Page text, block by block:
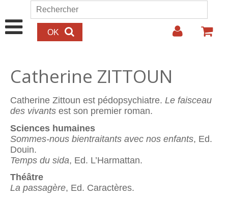
Aller au contenu principal
Formulaire de recherche
Rechercher
Catherine ZITTOUN
Catherine Zittoun est pédopsychiatre. Le faisceau
des vivants est son premier roman.
Sciences humaines
Sommes-nous bientraitants avec nos enfants, Ed.
Douin.
Temps du sida, Ed. L’Harmattan.
Théâtre
La passagère, Ed. Caractères.